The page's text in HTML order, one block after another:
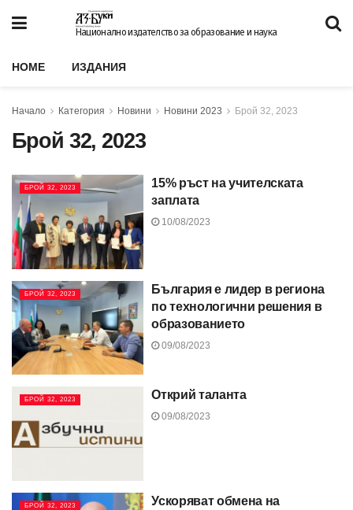
Национално издателство за образование и наука
HOME ИЗДАНИЯ
Начало Категория Новини Новини 2023 Брой 32, 2023
Брой 32, 2023
БРОЙ 32, 2023
15% ръст на учителската
заплата
10/08/2023
БРОЙ 32, 2023
България е лидер в региона
по технологични решения в
образованието
09/08/2023
БРОЙ 32, 2023 Открий таланта
09/08/2023
БРОЙ 32, 2023
Ускоряват обмена на